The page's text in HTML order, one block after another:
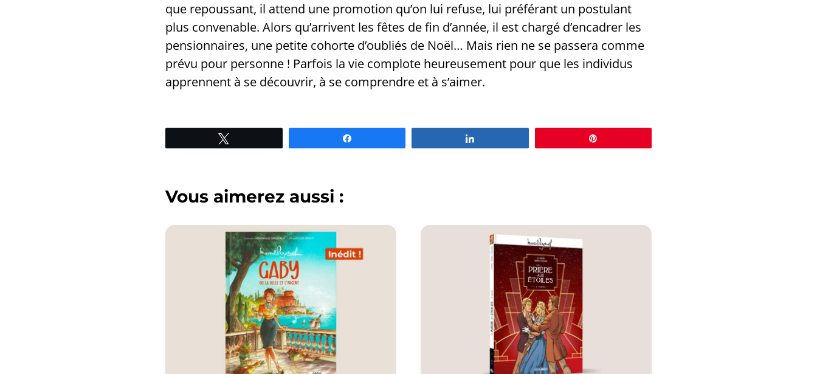
que repoussant, il attend une promotion qu’on lui refuse, lui préférant un postulant
plus convenable. Alors qu’arrivent les fêtes de fin d’année, il est chargé d’encadrer les
pensionnaires, une petite cohorte d’oubliés de Noël… Mais rien ne se passera comme
prévu pour personne ! Parfois la vie complote heureusement pour que les individus
apprennent à se découvrir, à se comprendre et à s’aimer.
Vous aimerez aussi :